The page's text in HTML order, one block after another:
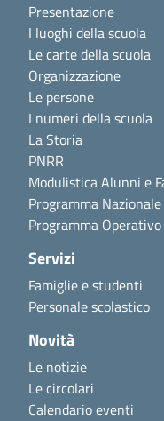
Presentazione
I luoghi della scuola
Le carte della scuola
Organizzazione
Le persone
I numeri della scuola
La Storia
PNRR
Modulistica Alunni e
Programma
Programma
Servizi
Famiglie e studenti
Personale scolastico
Novità
Le notizie
Le circolari
Calendario eventi